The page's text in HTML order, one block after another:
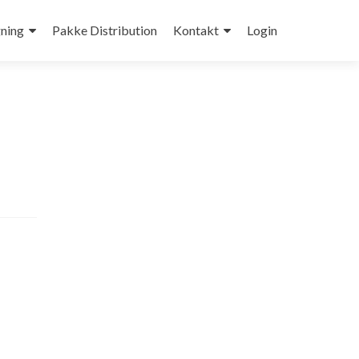
Pakke Distribution Kontakt Login